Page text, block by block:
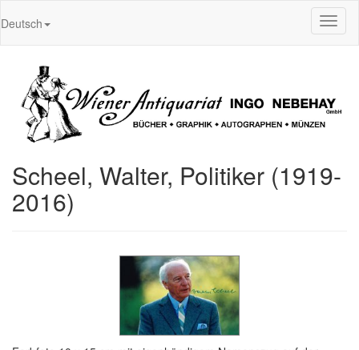
Deutsch
Scheel, Walter, Politiker (1919-
2016)